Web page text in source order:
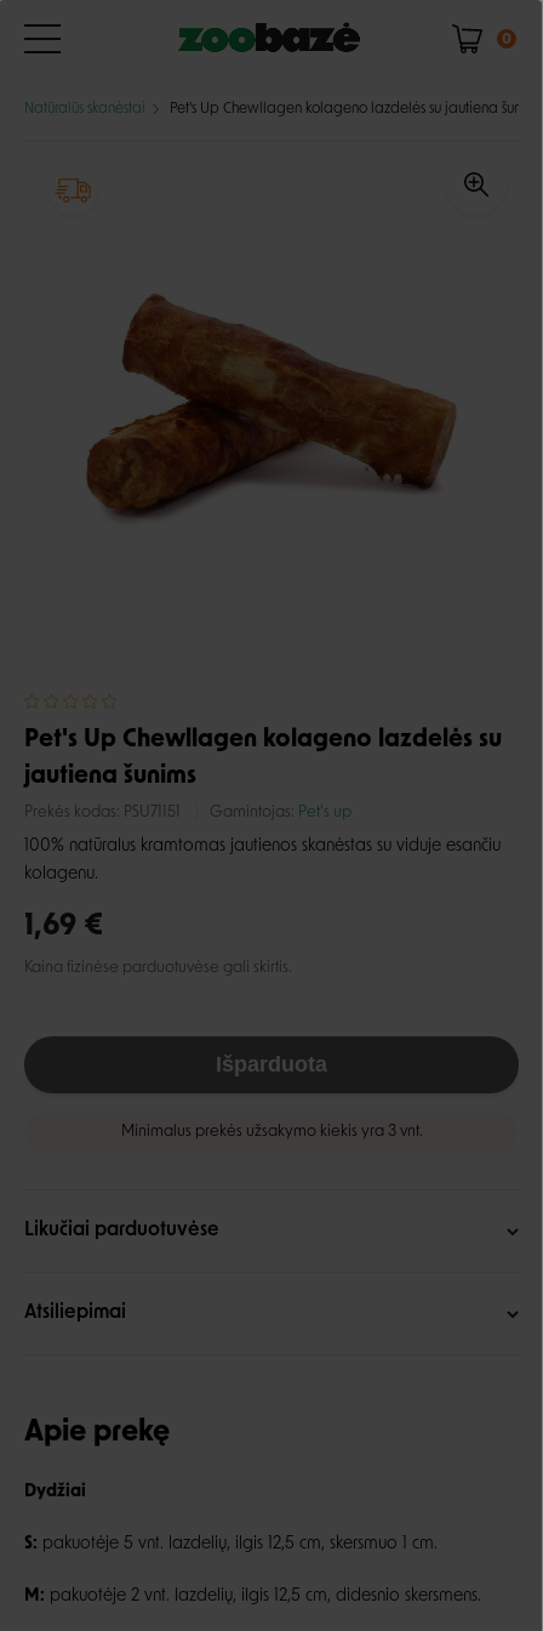
0
Natūralūs skanėstai Pet's Up Chewllagen kolageno lazdelės su jautiena šunims
Pet's Up Chewllagen kolageno lazdelės su
jautiena šunims
Prekės kodas: PSU71151 Gamintojas: Pet's up
100% natūralus kramtomas jautienos skanėstas su viduje esančiu
kolagenu.
1,69 €
Kaina fizinėse parduotuvėse gali skirtis.
Išparduota
Minimalus prekės užsakymo kiekis yra 3 vnt.
Likučiai parduotuvėse
Atsiliepimai
Apie prekę
Dydžiai
S: pakuotėje 5 vnt. lazdelių, ilgis 12,5 cm, skersmuo 1 cm.
M: pakuotėje 2 vnt. lazdelių, ilgis 12,5 cm, didesnio skersmens.